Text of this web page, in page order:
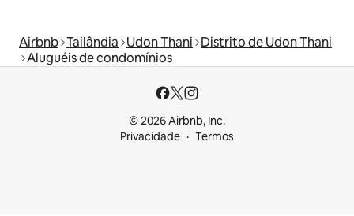
Airbnb Tailândia Udon Thani Distrito de Udon Thani
Aluguéis de condomínios
© 2026 Airbnb, Inc.
Privacidade
Termos